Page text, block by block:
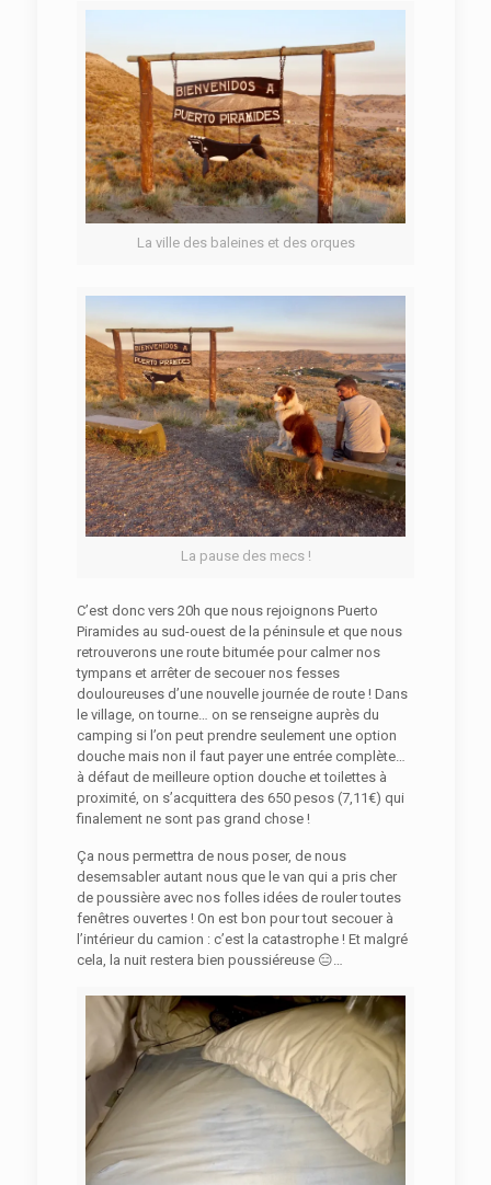
La ville des baleines et des orques
La pause des mecs !
C’est donc vers 20h que nous rejoignons Puerto
Piramides au sud-ouest de la péninsule et que nous
retrouverons une route bitumée pour calmer nos
tympans et arrêter de secouer nos fesses
douloureuses d’une nouvelle journée de route ! Dans
le village, on tourne… on se renseigne auprès du
camping si l’on peut prendre seulement une option
douche mais non il faut payer une entrée complète…
à défaut de meilleure option douche et toilettes à
proximité, on s’acquittera des 650 pesos (7,11€) qui
finalement ne sont pas grand chose !
Ça nous permettra de nous poser, de nous
desemsabler autant nous que le van qui a pris cher
de poussière avec nos folles idées de rouler toutes
fenêtres ouvertes ! On est bon pour tout secouer à
l’intérieur du camion : c’est la catastrophe ! Et malgré
cela, la nuit restera bien poussiéreuse 😑…